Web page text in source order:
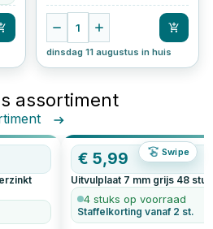
1
dinsdag 11 augustus in huis
assortiment
Swipe
€5,99
Uitvulplaat 7 mm grijs 48
4 stuks op voorraad
Staffelkorting vanaf 2 st.